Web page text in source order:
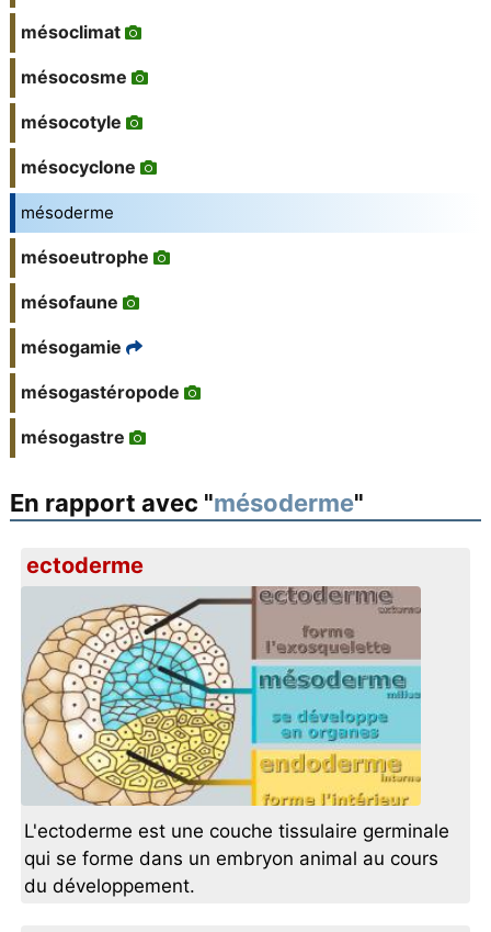
mésoclimat
mésocosme
mésocotyle
mésocyclone
mésoderme
mésoeutrophe
mésofaune
mésogamie
mésogastéropode
mésogastre
En rapport avec "mésoderme"
ectoderme
L'ectoderme est une couche tissulaire germinale
qui se forme dans un embryon animal au cours
du développement.